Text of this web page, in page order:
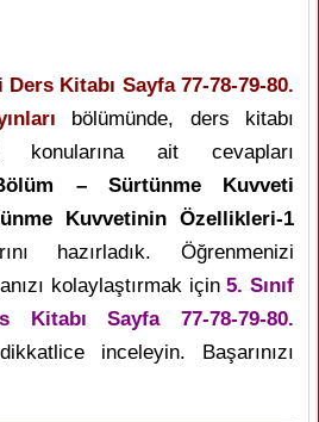
Kitabı Sayfa 77-78-79-80.
bölümünde, ders kitabı
konularına ait cevapları
– Sürtünme Kuvveti
Kuvvetinin Özellikleri-1
hazırladık. Öğrenmenizi
kolaylaştırmak için5. Sınıf
Kitabı Sayfa 77-78-79-80.
inceleyin. Başarınızı